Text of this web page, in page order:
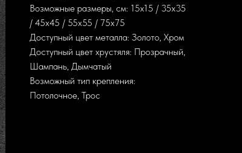
Возможные размеры, см: 15х15 / 35х35
/ 45х45 / 55х55 / 75х75
Доступный цвет металла: Золото, Хром
Доступный цвет хрустяля: Прозрачный,
Шампань, Дымчатый
Возможный тип крепления:
Потолочное, Трос